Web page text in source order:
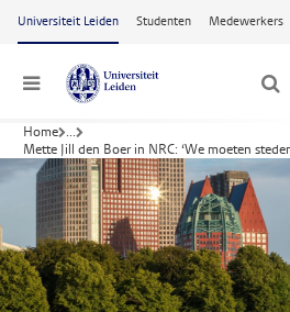
Ga naar hoofdinhoud
Universiteit Leiden Studenten Medewerkers
Menu
Home ...
Mette Jill den Boer in NRC: ‘We moeten